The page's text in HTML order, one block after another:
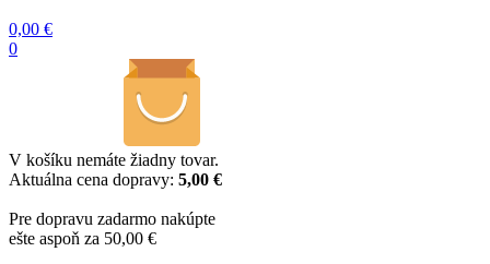
0,00 €
0
V košíku nemáte žiadny tovar.
Aktuálna cena dopravy: 5,00 €
Pre dopravu zadarmo nakúpte
ešte aspoň za 50,00 €